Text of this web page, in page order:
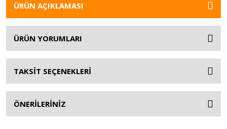
ÜRÜN AÇIKLAMASI
ÜRÜN YORUMLARI
TAKSİT SEÇENEKLERİ
ÖNERİLERİNİZ